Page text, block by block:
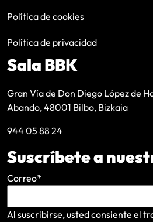
Política de cookies
Política de privacidad
Sala BBK
Gran Vía de Don Diego López de
Abando, 48001 Bilbo, Bizkaia
944 05 88 24
Suscríbete a
Correo*
Al suscribirse, usted consiente el